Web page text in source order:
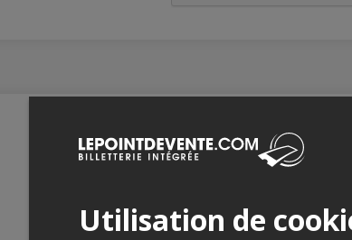
Utilisation de